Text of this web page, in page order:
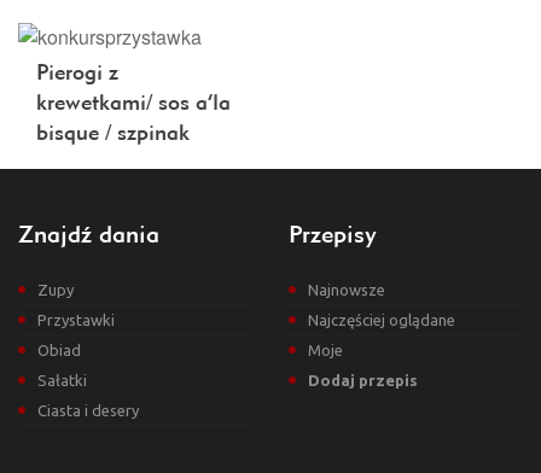
Pierogi z
krewetkami/ sos a’la
bisque / szpinak
Znajdź dania
Zupy
Przystawki
Obiad
Sałatki
Ciasta i desery
Przepisy
Najnowsze
Najczęściej oglądane
Moje
Dodaj przepis